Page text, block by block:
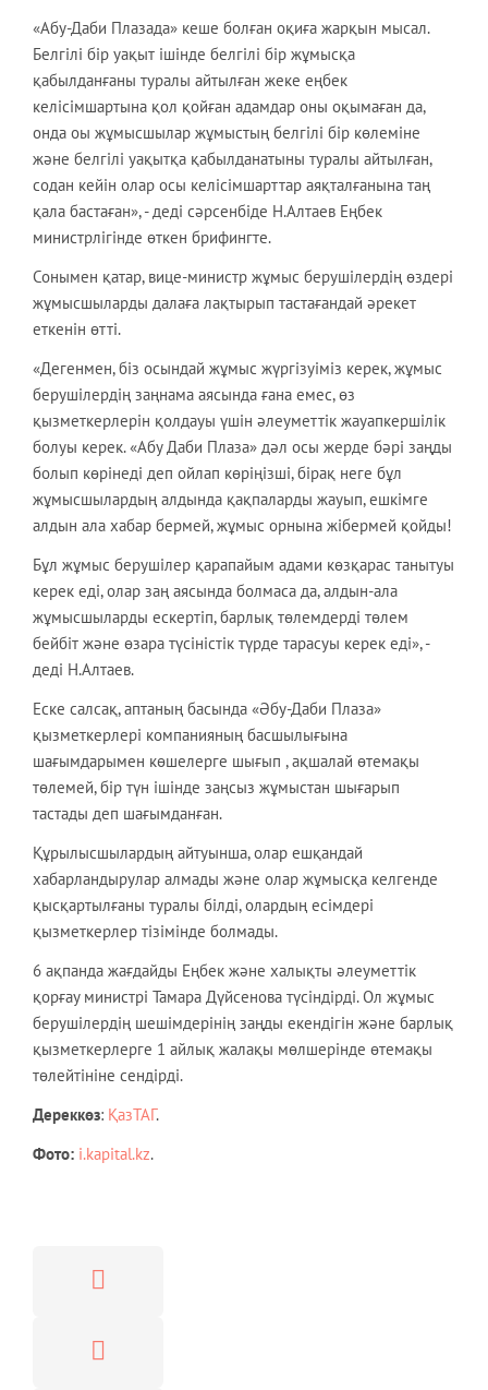
«Абу-Даби Плазада» кеше болған оқиға жарқын мысал.
Белгілі бір уақыт ішінде белгілі бір жұмысқа
қабылданғаны туралы айтылған жеке еңбек
келісімшартына қол қойған адамдар оны оқымаған да,
онда оы жұмысшылар жұмыстың белгілі бір көлеміне
және белгілі уақытқа қабылданатыны туралы айтылған,
содан кейін олар осы келісімшарттар аяқталғанына таң
қала бастаған», - деді сәрсенбіде Н.Алтаев Еңбек
министрлігінде өткен брифингте.
Сонымен қатар, вице-министр жұмыс берушілердің өздері
жұмысшыларды далаға лақтырып тастағандай әрекет
еткенін өтті.
«Дегенмен, біз осындай жұмыс жүргізуіміз керек, жұмыс
берушілердің заңнама аясында ғана емес, өз
қызметкерлерін қолдауы үшін әлеуметтік жауапкершілік
болуы керек. «Абу Даби Плаза» дәл осы жерде бәрі заңды
болып көрінеді деп ойлап көріңізші, бірақ неге бұл
жұмысшылардың алдында қақпаларды жауып, ешкімге
алдын ала хабар бермей, жұмыс орнына жібермей қойды!
Бұл жұмыс берушілер қарапайым адами көзқарас танытуы
керек еді, олар заң аясында болмаса да, алдын-ала
жұмысшыларды ескертіп, барлық төлемдерді төлем
бейбіт және өзара түсіністік түрде тарасуы керек еді», -
деді Н.Алтаев.
Еске салсақ, аптаның басында «Әбу-Даби Плаза»
қызметкерлері компанияның басшылығына
шағымдарымен көшелерге шығып , ақшалай өтемақы
төлемей, бір түн ішінде заңсыз жұмыстан шығарып
тастады деп шағымданған.
Құрылысшылардың айтуынша, олар ешқандай
хабарландырулар алмады және олар жұмысқа келгенде
қысқартылғаны туралы білді, олардың есімдері
қызметкерлер тізімінде болмады.
6 ақпанда жағдайды Еңбек және халықты әлеуметтік
қорғау министрі Тамара Дүйсенова түсіндірді. Ол жұмыс
берушілердің шешімдерінің заңды екендігін және барлық
қызметкерлерге 1 айлық жалақы мөлшерінде өтемақы
төлейтініне сендірді.
Дереккөз: ҚазТАГ.
Фото: i.kapital.kz.